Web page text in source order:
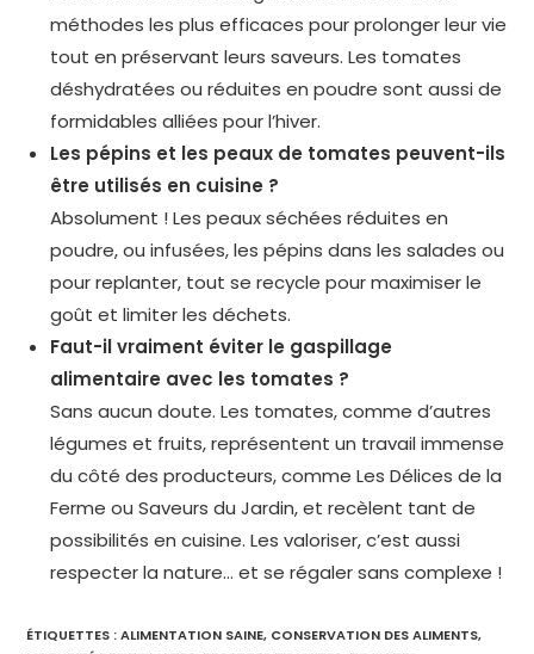
méthodes les plus efficaces pour prolonger leur vie
tout en préservant leurs saveurs. Les tomates
déshydratées ou réduites en poudre sont aussi de
formidables alliées pour l’hiver.
Les pépins et les peaux de tomates peuvent-ils
être utilisés en cuisine ?
Absolument ! Les peaux séchées réduites en
poudre, ou infusées, les pépins dans les salades ou
pour replanter, tout se recycle pour maximiser le
goût et limiter les déchets.
Faut-il vraiment éviter le gaspillage
alimentaire avec les tomates ?
Sans aucun doute. Les tomates, comme d’autres
légumes et fruits, représentent un travail immense
du côté des producteurs, comme Les Délices de la
Ferme ou Saveurs du Jardin, et recèlent tant de
possibilités en cuisine. Les valoriser, c’est aussi
respecter la nature… et se régaler sans complexe !
ÉTIQUETTES :ALIMENTATION SAINE, CONSERVATION DES ALIMENTS,